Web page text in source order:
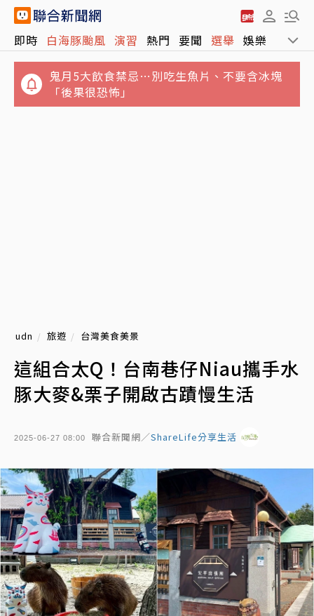
即時 白海豚颱風 演習 熱門 要聞 選舉 娛樂 運動
「後果很恐怖」
果乾取代糖果是進步、取代水果卻是退步！營
養師揭果乾堅果常見健康陷阱
udn 旅遊 台灣美食美景
這組合太Q！台南巷仔Niau攜手水
豚大麥&栗子開啟古蹟慢生活
2025-06-27 08:00 聯合新聞網／ShareLife分享生活